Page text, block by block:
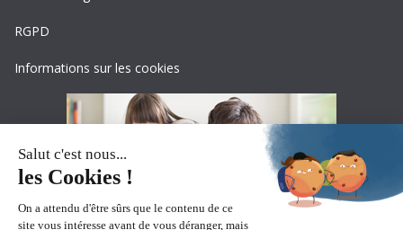
RGPD
Informations sur les cookies